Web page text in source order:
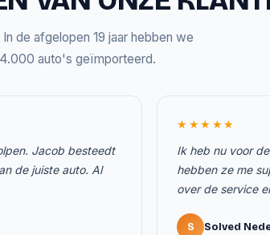
de afgelopen 19 jaar hebben we
auto's geïmporteerd.
Jacob besteedt
de juiste auto. Al
★★★★★
Ik heb nu voor
hebben ze me
over de service
S Solved